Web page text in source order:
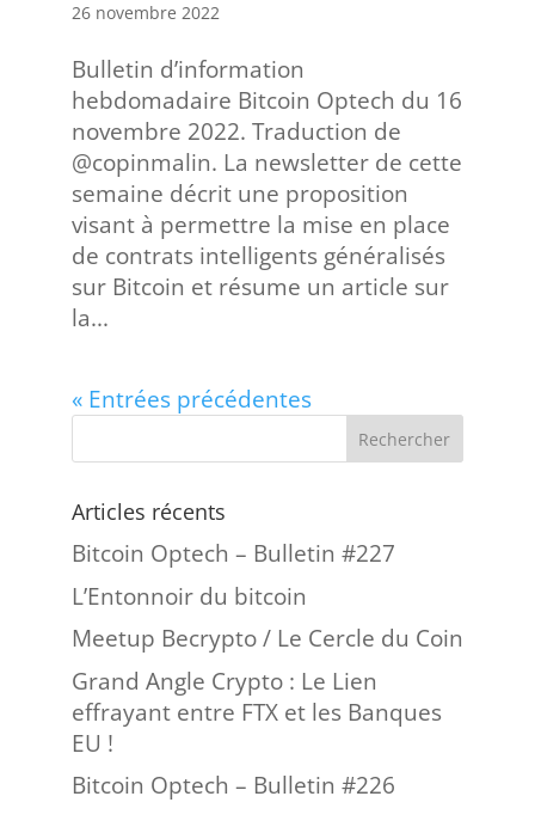
26 novembre 2022
Bulletin d’information
hebdomadaire Bitcoin Optech du 16
novembre 2022. Traduction de
@copinmalin. La newsletter de cette
semaine décrit une proposition
visant à permettre la mise en place
de contrats intelligents généralisés
sur Bitcoin et résume un article sur
la...
« Entrées précédentes
Articles récents
Bitcoin Optech – Bulletin #227
L’Entonnoir du bitcoin
Meetup Becrypto / Le Cercle du Coin
Grand Angle Crypto : Le Lien
effrayant entre FTX et les Banques
EU !
Bitcoin Optech – Bulletin #226